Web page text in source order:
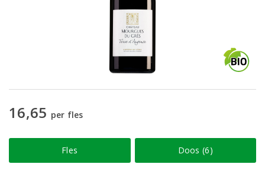
16,65 per fles
Fles Doos (6)